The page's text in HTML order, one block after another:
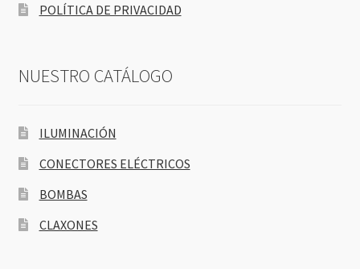
POLÍTICA DE PRIVACIDAD
NUESTRO CATÁLOGO
ILUMINACIÓN
CONECTORES ELÉCTRICOS
BOMBAS
CLAXONES